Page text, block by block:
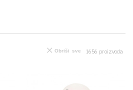
1656 proizvoda
Obriši sve